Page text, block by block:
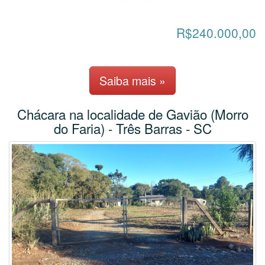
R$240.000,00
Saiba mais »
Chácara na localidade de Gavião (Morro
do Faria) - Três Barras - SC